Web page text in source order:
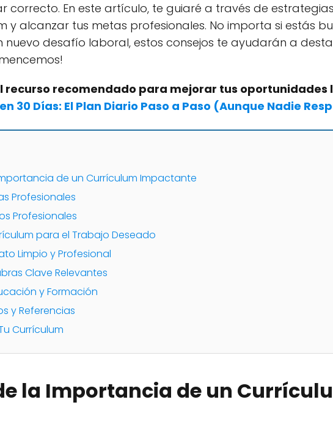
correcto. En este artículo, te guiaré a través de
y alcanzar tus metas profesionales. No importa si estás
desafío laboral, estos consejos te ayudarán a
recurso recomendado para mejorar tus oportunidades
30 Días: El Plan Diario Paso a Paso (Aunque Nadie
de un Currículum Impactante
Profesionales
Profesionales
para el Trabajo Deseado
Limpio y Profesional
Clave Relevantes
y Formación
y Referencias
Currículum
la Importancia de un